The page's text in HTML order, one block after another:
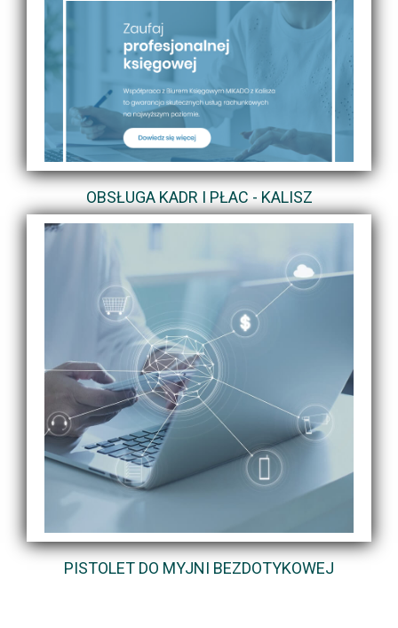
OBSŁUGA KADR I PŁAC - KALISZ
PISTOLET DO MYJNI BEZDOTYKOWEJ